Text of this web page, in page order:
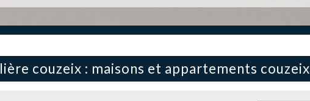
couzeix : maisons et appartements couzeix